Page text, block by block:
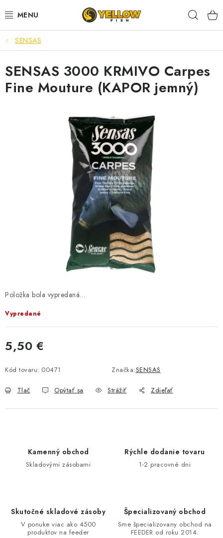
na
NOVINKY 2026
LETNÉ ZĽAVY
HALDORADO
KRMIVÁ,NÁSTRAHY
BIŽUTERIA-DOPLNKY
NA STUDENÚ VODU
DARČEKOVÝ POUKAZ
OBCHODNÉ PODMIENKY
DOPRAVA
SENSAS
Položka bola vypredaná…
Vypredané
5,50 €
Kód tovaru: 00471 Značka:SENSAS
Tlač Opýtať sa Strážiť Zdieľať
SENSAS 3000 KRMIVO Carpes
Fine Mouture (KAPOR jemný)
Kamenný obchod
Skladovými zásobami
Rýchle dodanie tovaru
1-2 pracovné dni
Skutočné skladové zásoby
V ponuke viac ako 4500
produktov na feeder
Špecializovaný obchod
Sme špecializovany obchod na
FEEDER od roku 2014.